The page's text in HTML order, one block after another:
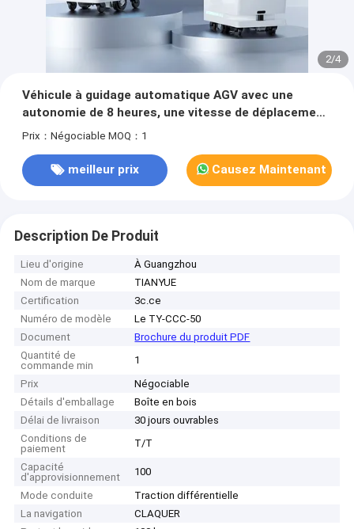
2/4
Véhicule à guidage automatique AGV avec une
autonomie de 8 heures, une vitesse de déplacement
de 1 m/s et une précision de navigation de ±10 mm
Prix：Négociable MOQ：1
meilleur prix Causez Maintenant
Description De Produit
Lieu d'origine
À Guangzhou
Nom de marque
TIANYUE
Certification
3c.ce
Numéro de modèle
Le TY-CCC-50
Document
Brochure du produit PDF
Quantité de
commande min
1
Prix
Négociable
Détails d'emballage
Boîte en bois
Délai de livraison
30 jours ouvrables
Conditions de
paiement
T/T
Capacité
d'approvisionnement
100
Mode conduite
Traction différentielle
La navigation
CLAQUER